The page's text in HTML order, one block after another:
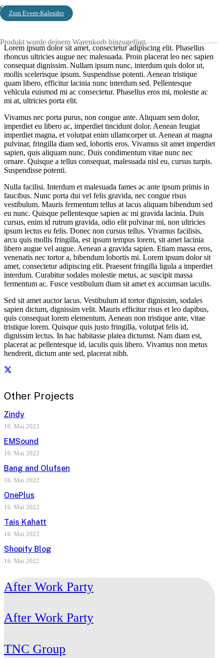
Zum Event-Kalender
Produktwurde deinem Warenkorb hinzugefügt.
Nest Seekers
Lorem ipsum dolor sit amet, consectetur adipiscing elit. Phasellus
rhoncus ultricies augue nec malesuada. Proin placerat leo nec sapien
consequat dignissim. Nullam ipsum nunc, interdum quis dolor ut,
mollis scelerisque ipsum. Suspendisse potenti. Aenean tristique
quam libero, efficitur lacinia nunc interdum sed. Pellentesque
vehicula euismod mi ac consectetur. Phasellus eros mi, molestie ac
mi at, ultricies porta elit.
Vivamus nec porta purus, non congue ante. Aliquam sem dolor,
imperdiet eu libero ac, imperdiet tincidunt dolor. Aenean feugiat
imperdiet magna, et volutpat enim ullamcorper ut. Aenean at magna
pulvinar, fringilla diam sed, lobortis eros. Vivamus sit amet imperdiet
sapien, quis aliquam nunc. Duis condimentum vitae nunc nec
ornare. Quisque a tellus consequat, malesuada nisl eu, cursus turpis.
Suspendisse potenti.
Nulla facilisi. Interdum et malesuada fames ac ante ipsum primis in
faucibus. Nunc porta dui vel felis gravida, nec congue risus
vestibulum. Mauris fermentum tellus at lacus aliquam bibendum sed
eu nunc. Quisque pellentesque sapien ac mi gravida lacinia. Duis
cursus, enim id rutrum gravida, odio elit pulvinar mi, non ultricies
ipsum lectus eu felis. Donec non cursus tellus. Vivamus facilisis,
arcu quis mollis fringilla, est ipsum tempus lorem, sit amet lacinia
libero augue vel augue. Aenean a gravida sapien. Etiam massa eros,
venenatis nec tortor a, bibendum lobortis mi. Lorem ipsum dolor sit
amet, consectetur adipiscing elit. Praesent fringilla ligula a imperdiet
interdum. Curabitur sodales molestie metus, ac suscipit massa
fermentum ac. Fusce vestibulum diam sit amet ex accumsan iaculis.
Sed sit amet auctor lacus. Vestibulum id tortor dignissim, sodales
sapien dictum, dignissim velit. Mauris efficitur risus et leo dapibus,
quis consequat lorem elementum. Aenean non tristique ante, vitae
tristique lorem. Quisque quis justo fringilla, volutpat felis id,
dignissim lectus. In hac habitasse platea dictumst. Nam diam est,
placerat ac pellentesque id, iaculis quis libero. Vivamus non metus
hendrerit, dictum ante sed, placerat nibh.
Other Projects
Zindy
16. Mai 2022
EMSound
16. Mai 2022
Bang and Olufsen
16. Mai 2022
OnePlus
16. Mai 2022
Tais Kahatt
16. Mai 2022
Shopify Blog
16. Mai 2022
After Work Party
After Work Party
TNC Group